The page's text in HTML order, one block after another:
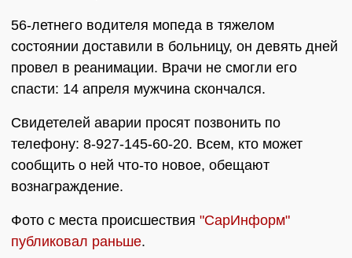
56-летнего водителя мопеда в тяжелом
состоянии доставили в больницу, он девять дней
провел в реанимации. Врачи не смогли его
спасти: 14 апреля мужчина скончался.
Свидетелей аварии просят позвонить по
телефону: 8-927-145-60-20. Всем, кто может
сообщить о ней что-то новое, обещают
вознаграждение.
Фото с места происшествия "СарИнформ"
публиковал раньше.